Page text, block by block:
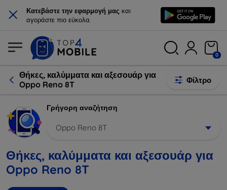
× Κατεβάστε την εφαρμογή μας και
αγοράστε πιο εύκολα.
0
Θήκες, καλύμματα και αξεσουάρ για
Oppo Reno 8T
Φίλτρο
Γρήγορη αναζήτηση
Oppo Reno 8T
Θήκες, καλύμματα και αξεσουάρ για
Oppo Reno 8T